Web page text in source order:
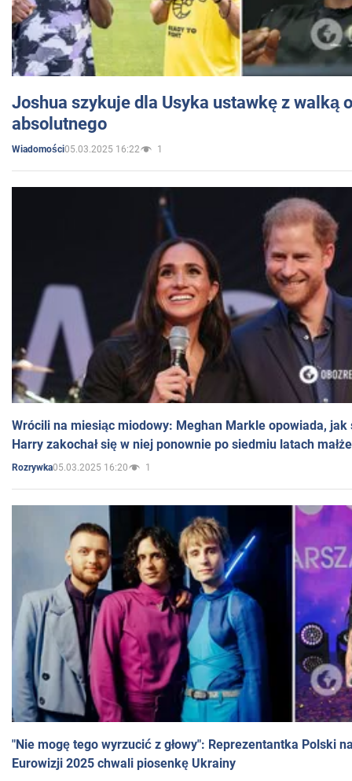
Joshua szykuje dla Usyka ustawkę z walką
absolutnego
Wiadomości05.03.2025 16:22 1
Wrócili na miesiąc miodowy: Meghan Markle opowiada, jak
Harry zakochał się w niej ponownie po siedmiu latach
Rozrywka05.03.2025 16:20 1
"Nie mogę tego wyrzucić z głowy": Reprezentantka Polski
Eurowizji 2025 chwali piosenkę Ukrainy